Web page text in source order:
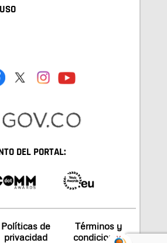
DEL PORTAL:
Políticas de
privacidad
Términos y
condiciones